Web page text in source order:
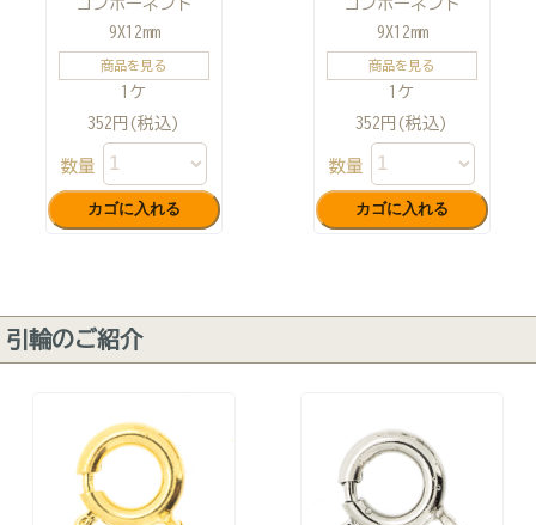
9X12mm
商品を見る
1ケ
352円(税込)
数量
9X12mm
商品を見る
1ケ
352円(税込)
数量
引輪のご紹介